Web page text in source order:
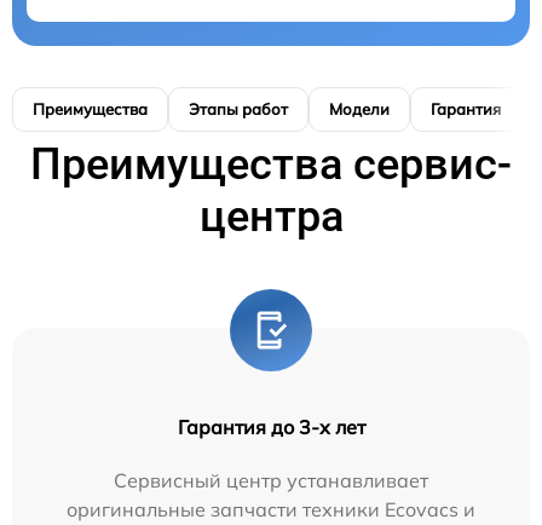
Преимущества Этапы работ Модели Гарантия
Преимущества сервис-
центра
Гарантия до 3-х лет
Сервисный центр устанавливает
оригинальные запчасти техники Ecovacs и